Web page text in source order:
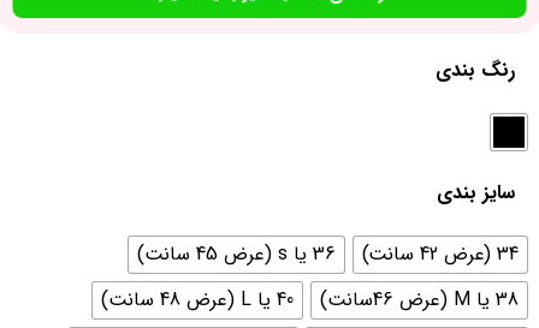
رنگ بندی
سایز بندی
34 (عرض 42 سانت)
36 یا s (عرض 45 سانت)
38 یا M (عرض 46سانت)
40 یا L (عرض 48 سانت)